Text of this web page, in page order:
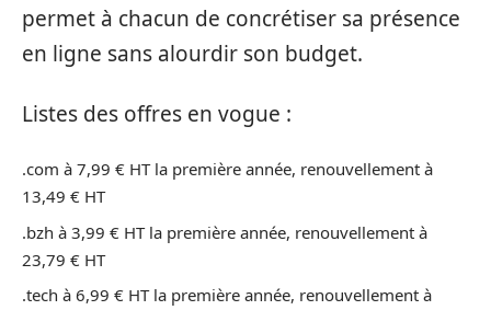
permet à chacun de concrétiser sa présence
en ligne sans alourdir son budget.
Listes des offres en vogue :
.com à 7,99 € HT la première année, renouvellement à
13,49 € HT
.bzh à 3,99 € HT la première année, renouvellement à
23,79 € HT
.tech à 6,99 € HT la première année, renouvellement à